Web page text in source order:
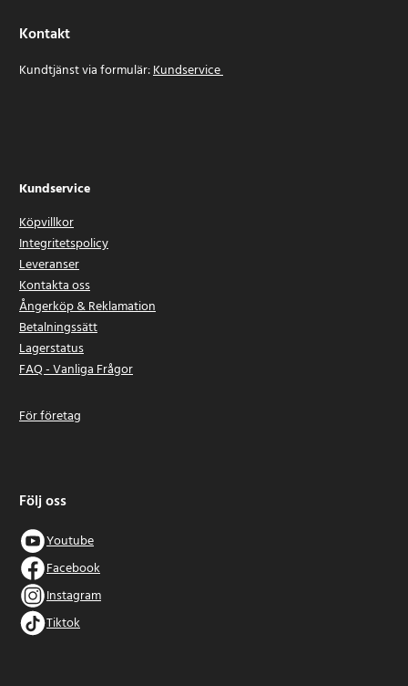
Kontakt
Kundtjänst via formulär:Kundservice
Kundservice
Köpvillkor
Integritetspolicy
Leveranser
Kontakta oss
Ångerköp & Reklamation
Betalningssätt
Lagerstatus
FAQ - Vanliga Frågor
För företag
Följ oss
Youtube
Facebook
Instagram
Tiktok